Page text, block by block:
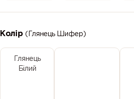
Колір(Глянець Шифер)
Глянець
Білий